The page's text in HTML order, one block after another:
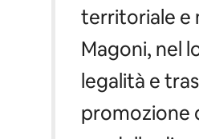
territoriale e
Magoni, nel
legalità e
promozione